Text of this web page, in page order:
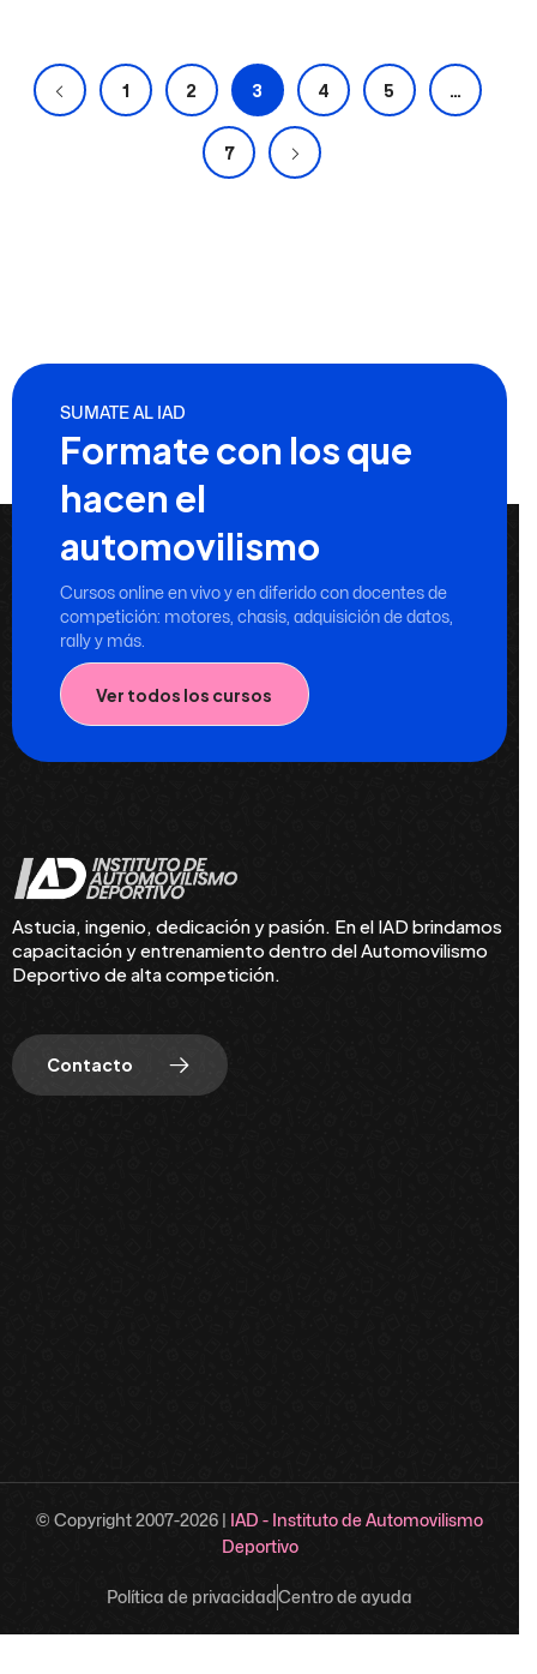
1 2 3 4 5 …
7
SUMATE AL IAD
Formate con los que
hacen el
automovilismo
Cursos online en vivo y en diferido con docentes de
competición: motores, chasis, adquisición de datos,
rally y más.
Ver todos los cursos
Astucia, ingenio, dedicación y pasión. En el IAD brindamos
capacitación y entrenamiento dentro del Automovilismo
Deportivo de alta competición.
Contacto
© Copyright 2007-2026 | IAD - Instituto de Automovilismo
Deportivo
Política de privacidadCentro de ayuda